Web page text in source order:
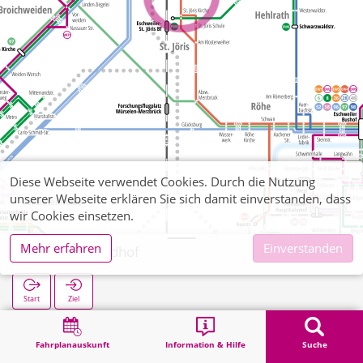
Fahrplanauskunft Information & Hilfe Suche
St. Jöris Friedhof
Start Ziel
St. Jöris Friedhof
Diese Webseite verwendet Cookies. Durch die Nutzung
unserer Webseite erklären Sie sich damit einverstanden, dass
wir Cookies einsetzen.
Mehr erfahren
Einverstanden